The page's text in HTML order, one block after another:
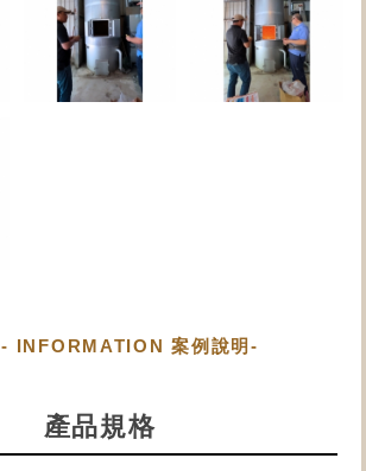
- INFORMATION 案例說明-
產品規格